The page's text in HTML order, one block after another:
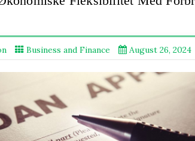
Business and Finance August 26, 2024